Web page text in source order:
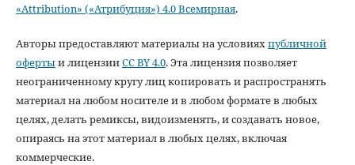
«Attribution» («Атрибуция») 4.0 Всемирная.
Авторы предоставляют материалы на условияхпубличной
офертыи лицензииCC BY 4.0. Эта лицензия позволяет
неограниченному кругу лиц копировать и распространять
материал на любом носителе и в любом формате в любых
целях, делать ремиксы, видоизменять, и создавать новое,
опираясь на этот материал в любых целях, включая
коммерческие.